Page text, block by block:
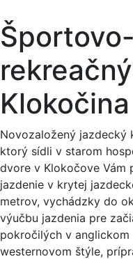
Športovo-
Klokočina
Novozaložený jazdecký
ktorý sídli v starom
dvore v Klokočove Vám
jazdenie v krytej
metrov, vychádzky do
výučbu jazdenia pre
pokročilých v anglickom
westernovom štýle,